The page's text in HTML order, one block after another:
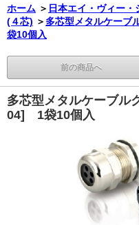
ホーム ＞ 日本エイ・ヴィー・
(４芯) ＞ 多芯型メタルケー
袋10個入
前の商品へ
多芯型メタルケーブル
04] 1袋10個入